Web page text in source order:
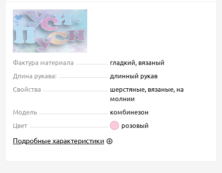
Фактура материала
гладкий, вязаный
Длина рукава:
длинный рукав
Свойства
шерстяные, вязаные, на
молнии
Модель
комбинезон
Цвет
розовый
Подробные характеристики